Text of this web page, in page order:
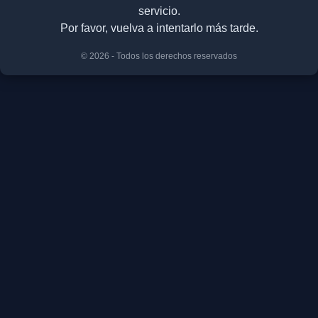
servicio.
Por favor, vuelva a intentarlo más tarde.
© 2026 - Todos los derechos reservados